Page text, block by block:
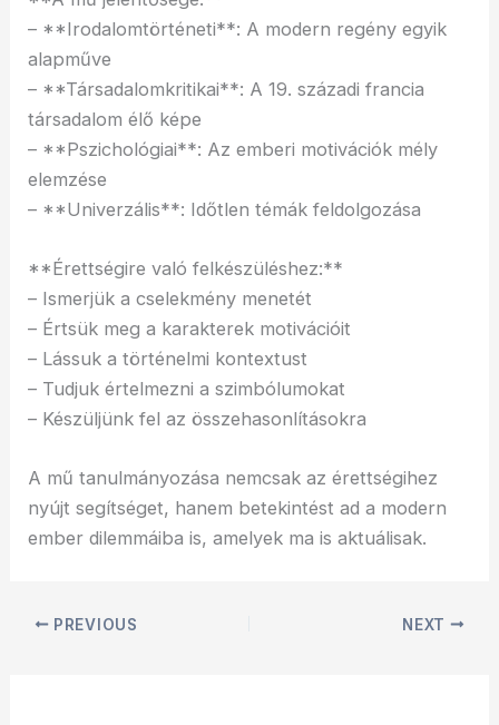
– **Irodalomtörténeti**: A modern regény egyik
alapműve
– **Társadalomkritikai**: A 19. századi francia
társadalom élő képe
– **Pszichológiai**: Az emberi motivációk mély
elemzése
– **Univerzális**: Időtlen témák feldolgozása
**Érettségire való felkészüléshez:**
– Ismerjük a cselekmény menetét
– Értsük meg a karakterek motivációit
– Lássuk a történelmi kontextust
– Tudjuk értelmezni a szimbólumokat
– Készüljünk fel az összehasonlításokra
A mű tanulmányozása nemcsak az érettségihez
nyújt segítséget, hanem betekintést ad a modern
ember dilemmáiba is, amelyek ma is aktuálisak.
PREVIOUS NEXT